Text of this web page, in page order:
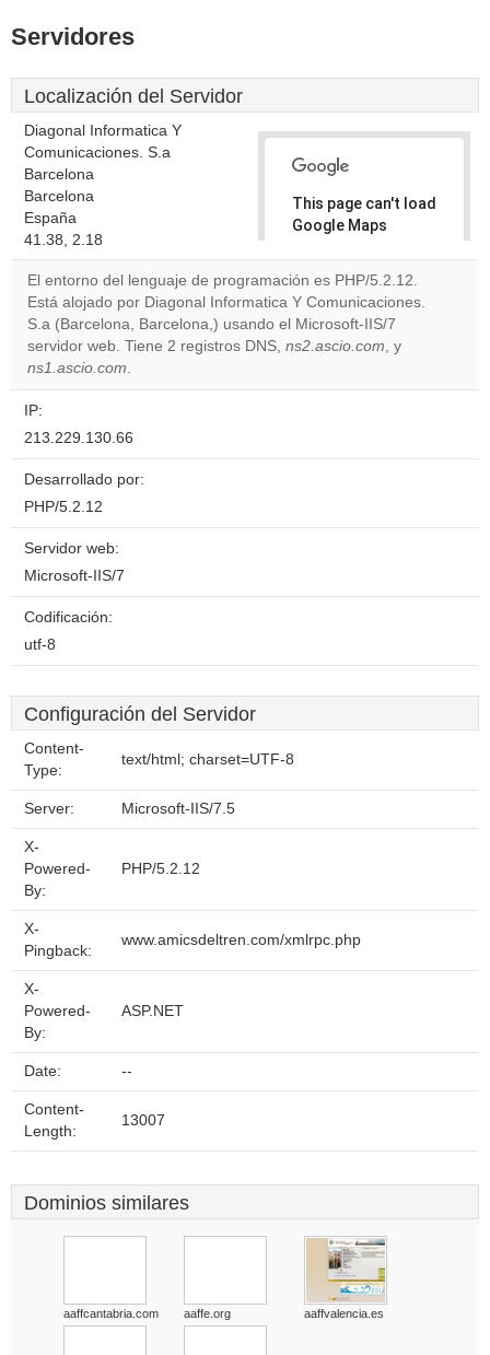
Servidores
Localización del Servidor
Diagonal Informatica Y
Comunicaciones. S.a
Barcelona
Barcelona
España
41.38, 2.18
This page can't load
Google Maps
Do you
website?
OK
El entorno del lenguaje de programación es PHP/5.2.12.
Está alojado por Diagonal Informatica Y Comunicaciones.
S.a (Barcelona, Barcelona,) usando el Microsoft-IIS/7
servidor web. Tiene 2 registros DNS, ns2.ascio.com, y
ns1.ascio.com.
IP:
213.229.130.66
Desarrollado por:
PHP/5.2.12
Servidor web:
Microsoft-IIS/7
Codificación:
utf-8
Configuración del Servidor
Content-
Type:
text/html; charset=UTF-8
Server: Microsoft-IIS/7.5
X-
Powered-
By:
PHP/5.2.12
X-
Pingback:
www.amicsdeltren.com/xmlrpc.php
X-
Powered-
By:
ASP.NET
Date: --
Content-
Length:
13007
Dominios similares
aaffcantabria.com aaffe.org aaffvalencia.es